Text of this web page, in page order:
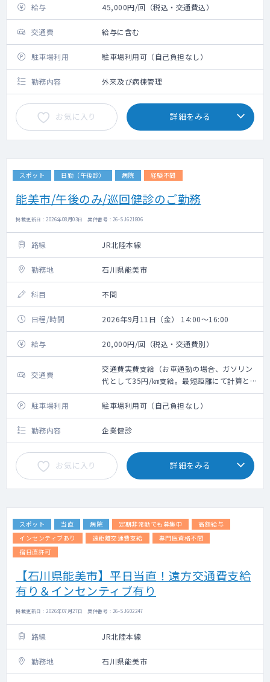
給与 45,000円/回（税込・交通費込）
交通費 給与に含む
駐車場利用 駐車場利用可（自己負担なし）
勤務内容 外来及び病棟管理
お気に入り 詳細をみる
スポット 日勤（午後診） 病院 経験不問
能美市/午後のみ/巡回健診のご勤務
掲載更新日 : 2026年08月03日 案件番号 : 26-SJ621806
路線 JR北陸本線
勤務地 石川県能美市
科目 不問
日程/時間 2026年9月11日（金） 14:00～16:00
給与 20,000円/回（税込・交通費別）
交通費
交通費実費支給（お車通勤の場合、ガソリン
代として35円/㎞支給。最短距離にて計算と
なります）※新幹線代・タクシー代・高速代
は支給不可
駐車場利用 駐車場利用可（自己負担なし）
勤務内容 企業健診
お気に入り 詳細をみる
スポット 当直 病院 定期非常勤でも募集中
高額給与
インセンティブあり
遠距離交通費支給
専門医資格不問
宿日直許可
【石川県能美市】平日当直！遠方交通費支給
有り＆インセンティブ有り
掲載更新日 : 2026年07月27日 案件番号 : 26-SJ602247
路線 JR北陸本線
勤務地 石川県能美市